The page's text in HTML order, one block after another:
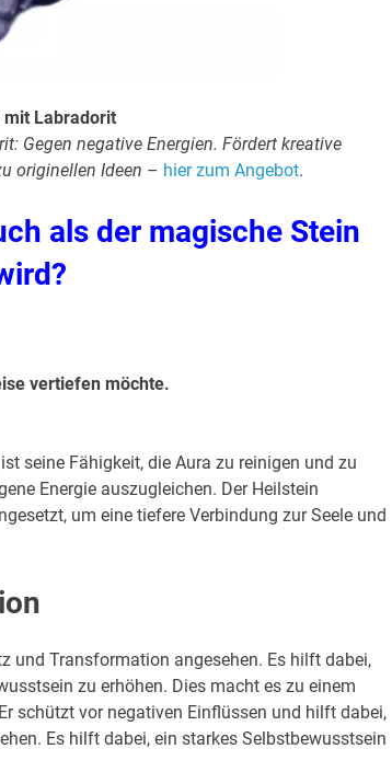
mit Labradorit
Gegen negative Energien. Fördert kreative
originellen Ideen – hier zum Angebot.
als der magische Stein
vertiefen möchte.
seine Fähigkeit, die Aura zu reinigen und zu
Energie auszugleichen. Der Heilstein
um eine tiefere Verbindung zur Seele und
und Transformation angesehen. Es hilft dabei,
zu erhöhen. Dies macht es zu einem
schützt vor negativen Einflüssen und hilft dabei,
Es hilft dabei, ein starkes Selbstbewusstsein